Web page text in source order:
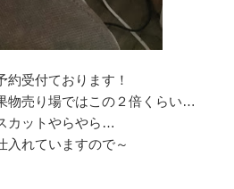
約受付ております！
物売り場ではこの２倍くらい…
カットやらやら…
入れていますので～